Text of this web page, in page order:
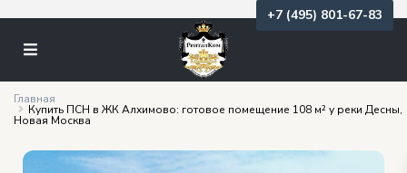
+7 (495) 801-67-83
Главная
Купить ПСН в ЖК Алхимово: готовое помещение 108 м² у реки Десны,
Новая Москва